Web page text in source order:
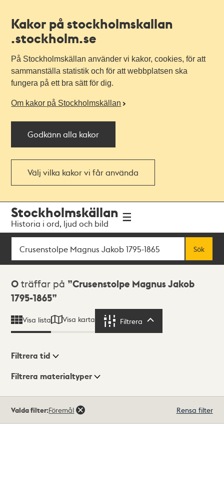
Kakor på stockholmskallan
.stockholm.se
På Stockholmskällan använder vi kakor, cookies, för att
sammanställa statistik och för att webbplatsen ska
fungera på ett bra sätt för dig.
Om kakor på Stockholmskällan
Godkänn alla kakor
Välj vilka kakor vi får använda
navigationen
huvudinnehållet
Stockholmskällan
Historia i ord, ljud och bild
Sök
Sök
Sökresultat
0 träffar på
Crusenstolpe Magnus Jakob
1795-1865
Visa lista Visa karta Filtrera
Visningsläge
Filtrera tid
Filtrera materialtyper
träffar
Valda filter:Föremål Rensa filter